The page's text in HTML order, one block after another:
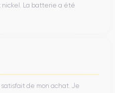
La batterie a été
de mon achat. Je